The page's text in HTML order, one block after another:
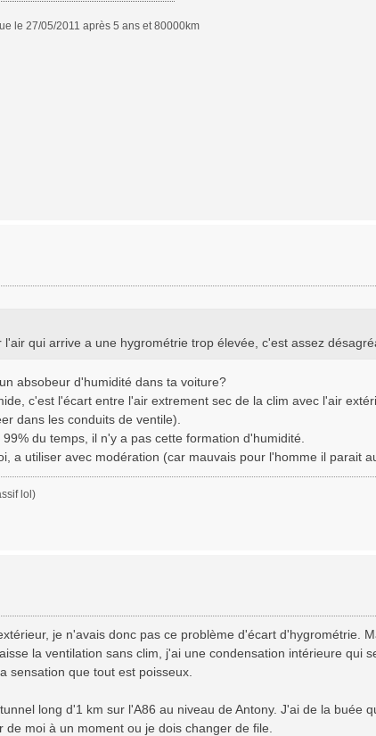
le 27/05/2011 après 5 ans et 80000km
qui arrive a une hygrométrie trop élevée, c'est assez
absobeur d'humidité dans ta voiture?
c'est l'écart entre l'air extrement sec de la clim avec l'air
dans les conduits de ventile).
du temps, il n'y a pas cette formation d'humidité.
a utiliser avec modération (car mauvais pour l'homme il parait
lol)
je n'avais donc pas ce problème d'écart d'hygrométrie.
la ventilation sans clim, j'ai une condensation intérieure qui
sensation que tout est poisseux.
long d'1 km sur l'A86 au niveau de Antony. J'ai de la buée
moi à un moment ou je dois changer de file.